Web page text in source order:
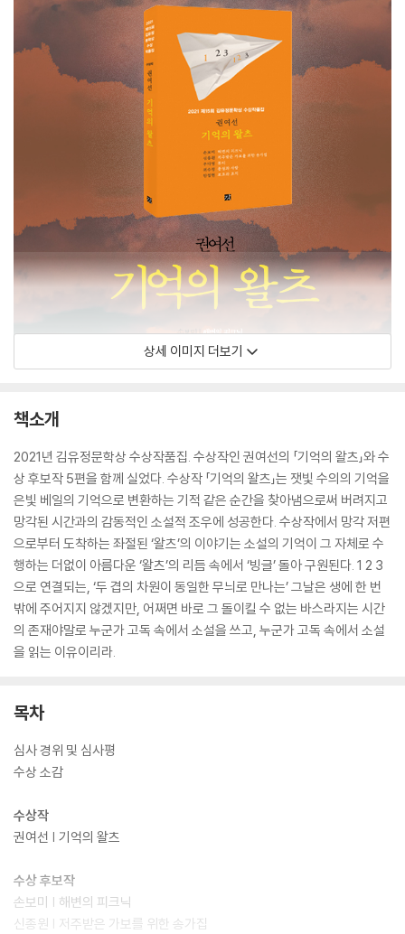
상세 이미지 더보기
책소개
2021년 김유정문학상 수상작품집. 수상작인 권여선의 「기억의 왈츠」와 수
상 후보작 5편을 함께 실었다. 수상작 「기억의 왈츠」는 잿빛 수의의 기억을
은빛 베일의 기억으로 변환하는 기적 같은 순간을 찾아냄으로써 버려지고
망각된 시간과의 감동적인 소설적 조우에 성공한다. 수상작에서 망각 저편
으로부터 도착하는 좌절된 ‘왈츠’의 이야기는 소설의 기억이 그 자체로 수
행하는 더없이 아름다운 ‘왈츠’의 리듬 속에서 ‘빙글’ 돌아 구원된다. 1 2 3
으로 연결되는, ‘두 겹의 차원이 동일한 무늬로 만나는’ 그날은 생에 한 번
밖에 주어지지 않겠지만, 어쩌면 바로 그 돌이킬 수 없는 바스라지는 시간
의 존재야말로 누군가 고독 속에서 소설을 쓰고, 누군가 고독 속에서 소설
을 읽는 이유이리라.
목차
심사 경위 및 심사평
수상 소감
수상작
권여선 | 기억의 왈츠
수상 후보작
손보미 | 해변의 피크닉
신종원 | 저주받은 가보를 위한 송가집